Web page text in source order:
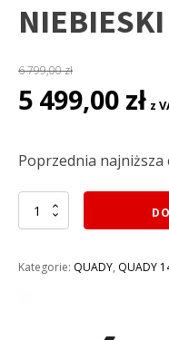
NIEBIESKI
6 799,00zł
Pierwotna
cena
6
5 499,00 zł
5
z
Poprzednia najniższa
ilość
QUAD
003/8
Kategorie: QUADY, QUADY